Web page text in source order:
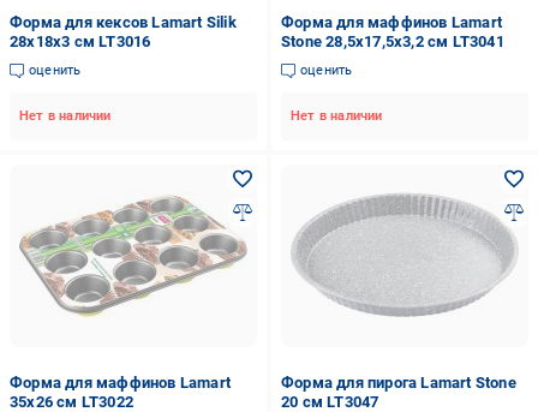
Форма для кексов Lamart Silik
28x18x3 см LT3016
оценить
Нет в наличии
Форма для маффинов Lamart
Stone 28,5x17,5x3,2 см LT3041
оценить
Нет в наличии
Форма для маффинов Lamart
35x26 см LT3022
Форма для пирога Lamart Stone
20 см LT3047